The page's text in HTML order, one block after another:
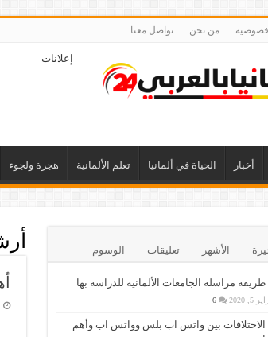
من نحن تواصل معنا
إعلانات
أخبار الحياة في ألمانيا تعلم الألمانية هجرة ولجوء
الأشهر تعليقات الوسوم
طريقة مراسلة الجامعات الألمانية للدراسة بها
5, 2020
6
الاختلافات بين واتس اب بلس وواتس اب وأهم